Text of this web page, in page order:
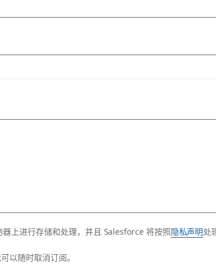
上进行存储和处理，并且 Salesforce 将按照隐私声明处
以随时取消订阅。